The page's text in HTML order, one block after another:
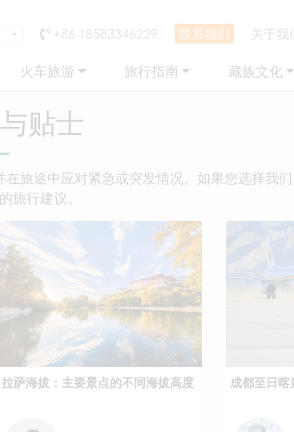
+86 18583346229 联系我们 关于我
火车旅游 旅行指南 藏族文化
贴士
旅途中应对紧急或突发情况。如果您选择我
旅行建议。
拉萨海拔：主要景点的不同海拔高度 成都至日喀